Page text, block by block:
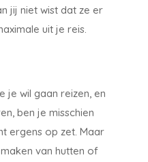
jij niet wist dat ze er
uit je reis.
je wil gaan reizen, en
ben je misschien
ergens op zet. Maar
van hutten of